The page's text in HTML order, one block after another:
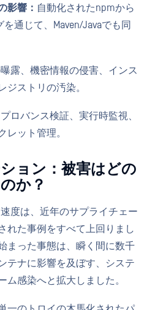
影響： 自動化されたnpmから
通じて、Maven/Javaでも同
曝露、機密情報の侵害、インス
ジストリの汚染。
ロバンス検証、実行時監視、
レット管理。
ョン：被害はどの
か？
度は、近年のサプライチェー
れた事例をすべて上回りまし
まった事態は、瞬く間に数千
テナに影響を及ぼす、システ
ム感染へと拡大しました。